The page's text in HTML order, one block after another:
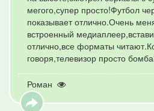
мегого,супер просто!Футбол
показывает отлично.Очень
встроенный
отлично,все форматы
говоря,телевизор просто
Роман